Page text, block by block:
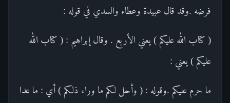
فرضه .وقد قال عبيدة وعطاء والسدي في قوله :
( كتاب الله عليكم ) يعني الأربع . وقال إبراهيم : ( كتاب الله
عليكم ) يعني :
ما حرم عليكم .وقوله : ( وأحل لكم ما وراء ذلكم ) أي : ما عدا